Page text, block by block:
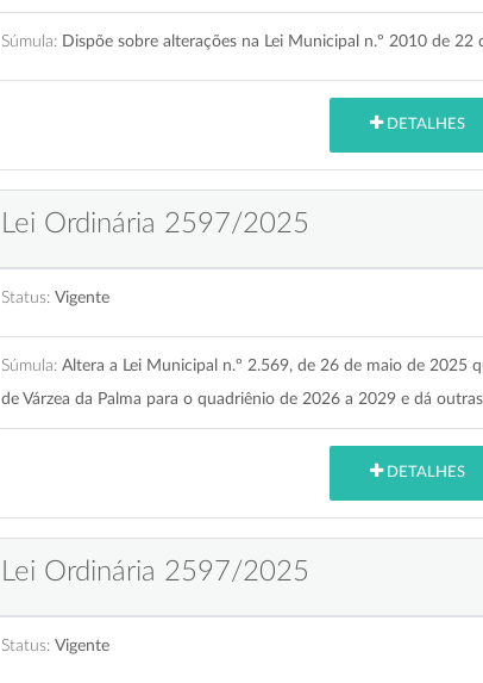
Súmula: Dispõe sobre alterações na Lei Municipal n.º 2010 de
DETALHES
Lei Ordinária 2597/2025
Status: Vigente
Súmula: Altera a Lei Municipal n.º 2.569, de 26 de maio de 2025
de Várzea da Palma para o quadriênio de 2026 a 2029 e dá
DETALHES
Lei Ordinária 2597/2025
Status: Vigente